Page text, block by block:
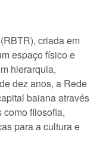
criada em
espaço físico e
hierarquia,
dez anos, a Rede
baiana através
como filosofia,
para a cultura e